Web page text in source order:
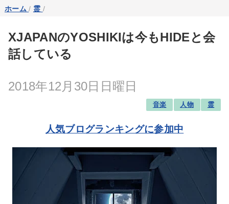
ホーム / 霊 /
XJAPANのYOSHIKIは今もHIDEと会
話している
2018年12月30日日曜日
音楽 人物 霊
人気ブログランキングに参加中